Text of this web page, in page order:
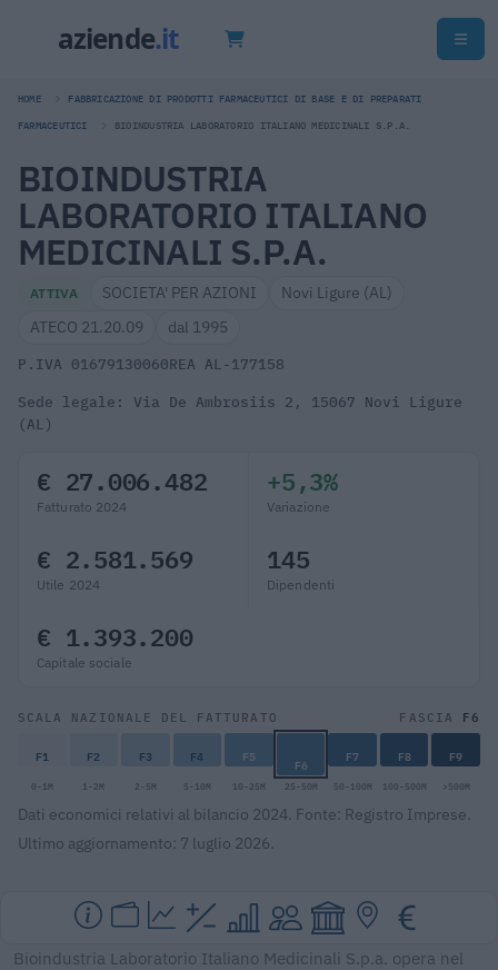
HOME FABBRICAZIONE DI PRODOTTI FARMACEUTICI DI BASE E DI PREPARATI
FARMACEUTICI BIOINDUSTRIA LABORATORIO ITALIANO MEDICINALI S.P.A.
BIOINDUSTRIA
LABORATORIO ITALIANO
MEDICINALI S.P.A.
ATTIVA SOCIETA' PER AZIONI
Novi Ligure (AL)
ATECO 21.20.09
dal 1995
P.IVA 01679130060REA AL-177158
Sede legale: Via De Ambrosiis 2, 15067 Novi Ligure
(AL)
€ 27.006.482
Fatturato 2024
+5,3%
Variazione
€ 2.581.569
Utile 2024
145
Dipendenti
€ 1.393.200
Capitale sociale
SCALA NAZIONALE DEL FATTURATO FASCIA F6
F1 F2 F3 F4 F5 F6 F7 F8 F9
0-1M 1-2M 2-5M 5-10M 10-25M 25-50M 50-100M 100-500M >500M
Dati economici relativi al bilancio 2024. Fonte: Registro Imprese.
Ultimo aggiornamento: 7 luglio 2026.
Bioindustria Laboratorio Italiano Medicinali S.p.a. opera nel